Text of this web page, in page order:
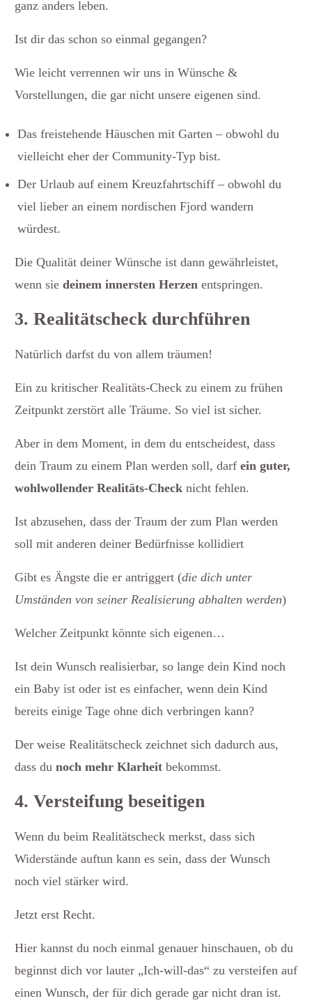
ganz anders leben.
Ist dir das schon so einmal gegangen?
Wie leicht verrennen wir uns in Wünsche &
Vorstellungen, die gar nicht unsere eigenen sind.
Das freistehende Häuschen mit Garten – obwohl du
vielleicht eher der Community-Typ bist.
Der Urlaub auf einem Kreuzfahrtschiff – obwohl du
viel lieber an einem nordischen Fjord wandern
würdest.
Die Qualität deiner Wünsche ist dann gewährleistet,
wenn sie deinem innersten Herzen entspringen.
3. Realitätscheck durchführen
Natürlich darfst du von allem träumen!
Ein zu kritischer Realitäts-Check zu einem zu frühen
Zeitpunkt zerstört alle Träume. So viel ist sicher.
Aber in dem Moment, in dem du entscheidest, dass
dein Traum zu einem Plan werden soll, darf ein guter,
wohlwollender Realitäts-Check nicht fehlen.
Ist abzusehen, dass der Traum der zum Plan werden
soll mit anderen deiner Bedürfnisse kollidiert
Gibt es Ängste die er antriggert (die dich unter
Umständen von seiner Realisierung abhalten werden)
Welcher Zeitpunkt könnte sich eigenen…
Ist dein Wunsch realisierbar, so lange dein Kind noch
ein Baby ist oder ist es einfacher, wenn dein Kind
bereits einige Tage ohne dich verbringen kann?
Der weise Realitätscheck zeichnet sich dadurch aus,
dass du noch mehr Klarheit bekommst.
4. Versteifung beseitigen
Wenn du beim Realitätscheck merkst, dass sich
Widerstände auftun kann es sein, dass der Wunsch
noch viel stärker wird.
Jetzt erst Recht.
Hier kannst du noch einmal genauer hinschauen, ob du
beginnst dich vor lauter „Ich-will-das“ zu versteifen auf
einen Wunsch, der für dich gerade gar nicht dran ist.